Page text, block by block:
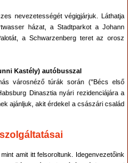
nevezetességét végigjárjuk. Láthatja
házat, a Stadtparkot a Johann
a Schwarzenberg teret az orosz
Kastély) autóbusszal
városnéző túrák során ("Bécs első
Dinasztia nyári rezidenciájára a
ajánljuk, akit érdekel a császári család
szolgáltatásai
amit itt felsoroltunk. Idegenvezetőink